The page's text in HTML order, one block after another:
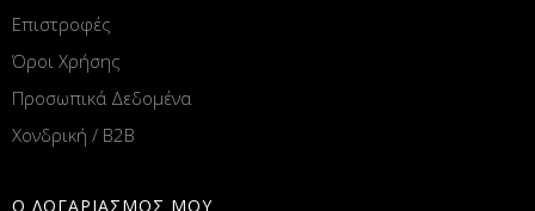
Επιστροφές
Όροι Χρήσης
Προσωπικά Δεδομένα
Χονδρική / B2B
Ο ΛΟΓΑΡΙΑΣΜΟΣ ΜΟΥ